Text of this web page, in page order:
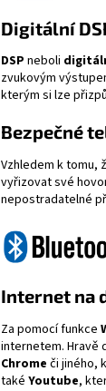
Digitální
DSP neboli
zvukovým
kterým si lze
Bezpečné
Vzhledem k tomu,
vyřizovat své
nepostradatelné
Internet na
Za pomocí funkce
internetem. Hravě
Chrome či jiného,
také Youtube,